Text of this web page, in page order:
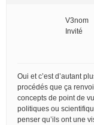
V3nom
Invité
Oui et c’est d’autant
procédés que ça
concepts de point de
politiques ou
penser qu’ils ont une